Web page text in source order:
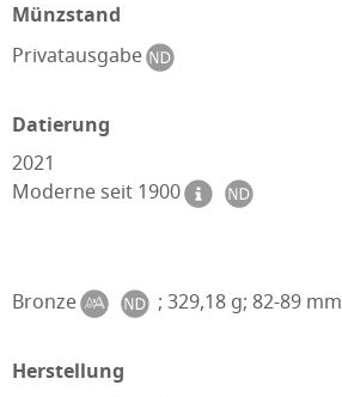
Münzstand
Privatausgabe
Datierung
2021
Moderne seit 1900
Bronze ; 329,18 g; 82-89 mm
Herstellung